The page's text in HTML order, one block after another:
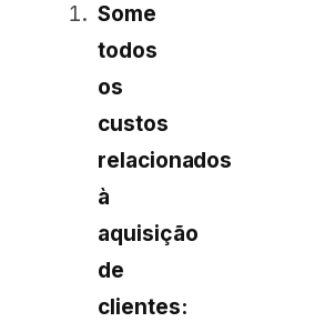
Some
todos
os
custos
relacionados
à
aquisição
de
clientes: